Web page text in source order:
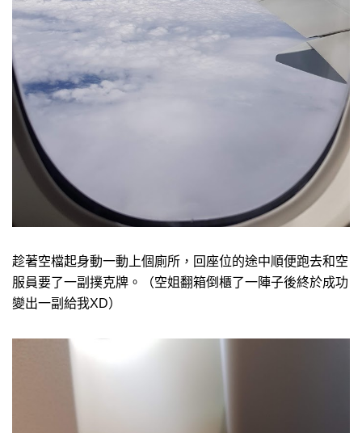
趁著空檔起身動一動上個廁所，回座位的途中順便跑去和空
服員要了一副撲克牌。（空姐翻箱倒櫃了一陣子後終於成功
變出一副給我XD）